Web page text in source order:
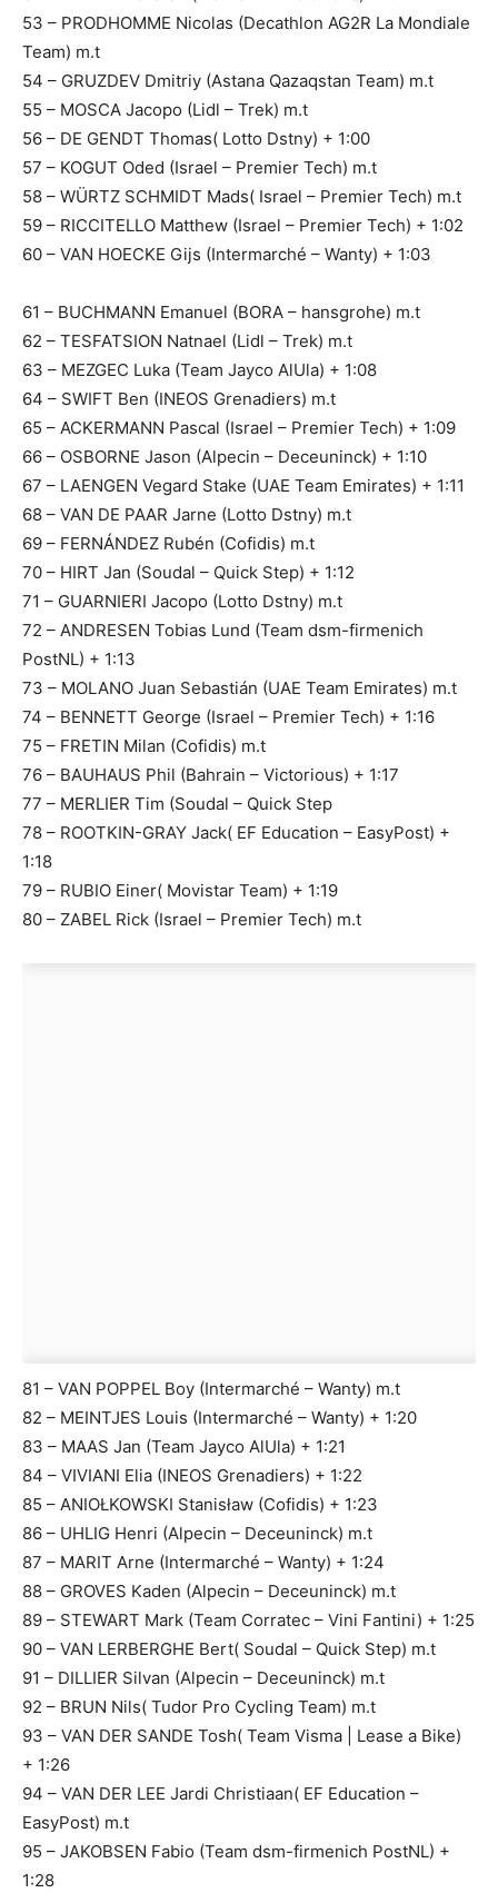
53 – PRODHOMME Nicolas (Decathlon AG2R La Mondiale
Team) m.t
54 – GRUZDEV Dmitriy (Astana Qazaqstan Team) m.t
55 – MOSCA Jacopo (Lidl – Trek) m.t
56 – DE GENDT Thomas( Lotto Dstny) + 1:00
57 – KOGUT Oded (Israel – Premier Tech) m.t
58 – WÜRTZ SCHMIDT Mads( Israel – Premier Tech) m.t
59 – RICCITELLO Matthew (Israel – Premier Tech) + 1:02
60 – VAN HOECKE Gijs (Intermarché – Wanty) + 1:03
61 – BUCHMANN Emanuel (BORA – hansgrohe) m.t
62 – TESFATSION Natnael (Lidl – Trek) m.t
63 – MEZGEC Luka (Team Jayco AlUla) + 1:08
64 – SWIFT Ben (INEOS Grenadiers) m.t
65 – ACKERMANN Pascal (Israel – Premier Tech) + 1:09
66 – OSBORNE Jason (Alpecin – Deceuninck) + 1:10
67 – LAENGEN Vegard Stake (UAE Team Emirates) + 1:11
68 – VAN DE PAAR Jarne (Lotto Dstny) m.t
69 – FERNÁNDEZ Rubén (Cofidis) m.t
70 – HIRT Jan (Soudal – Quick Step) + 1:12
71 – GUARNIERI Jacopo (Lotto Dstny) m.t
72 – ANDRESEN Tobias Lund (Team dsm-firmenich
PostNL) + 1:13
73 – MOLANO Juan Sebastián (UAE Team Emirates) m.t
74 – BENNETT George (Israel – Premier Tech) + 1:16
75 – FRETIN Milan (Cofidis) m.t
76 – BAUHAUS Phil (Bahrain – Victorious) + 1:17
77 – MERLIER Tim (Soudal – Quick Step
78 – ROOTKIN-GRAY Jack( EF Education – EasyPost) +
1:18
79 – RUBIO Einer( Movistar Team) + 1:19
80 – ZABEL Rick (Israel – Premier Tech) m.t
81 – VAN POPPEL Boy (Intermarché – Wanty) m.t
82 – MEINTJES Louis (Intermarché – Wanty) + 1:20
83 – MAAS Jan (Team Jayco AlUla) + 1:21
84 – VIVIANI Elia (INEOS Grenadiers) + 1:22
85 – ANIOŁKOWSKI Stanisław (Cofidis) + 1:23
86 – UHLIG Henri (Alpecin – Deceuninck) m.t
87 – MARIT Arne (Intermarché – Wanty) + 1:24
88 – GROVES Kaden (Alpecin – Deceuninck) m.t
89 – STEWART Mark (Team Corratec – Vini Fantini) + 1:25
90 – VAN LERBERGHE Bert( Soudal – Quick Step) m.t
91 – DILLIER Silvan (Alpecin – Deceuninck) m.t
92 – BRUN Nils( Tudor Pro Cycling Team) m.t
93 – VAN DER SANDE Tosh( Team Visma | Lease a Bike)
+ 1:26
94 – VAN DER LEE Jardi Christiaan( EF Education –
EasyPost) m.t
95 – JAKOBSEN Fabio (Team dsm-firmenich PostNL) +
1:28